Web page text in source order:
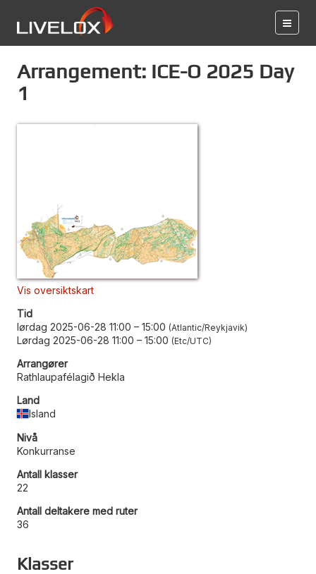
Arrangement: ICE-O 2025 Day
1
Vis oversiktskart
Tid
lørdag 2025-06-28 11:00 – 15:00 Atlantic/Reykjavik
Lørdag 2025-06-28 11:00 – 15:00 Etc/UTC
Arrangører
Rathlaupafélagið Hekla
Land
Island
Nivå
Konkurranse
Antall klasser
22
Antall deltakere med ruter
36
Klasser